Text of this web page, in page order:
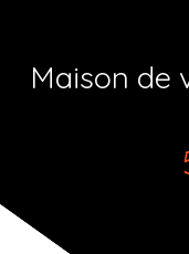
Maison de